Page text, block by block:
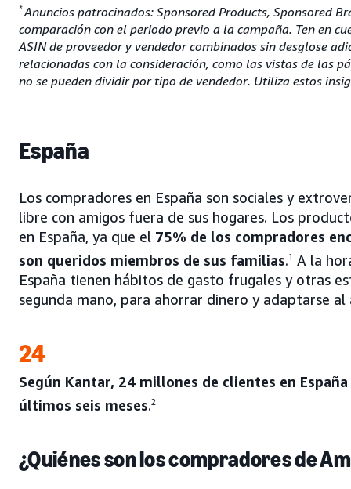
*Anuncios patrocinados: Sponsored Products, Sponsored
comparación con el periodo previo a la campaña. Ten en
ASIN de proveedor y vendedor combinados sin desglose
relacionadas con la consideración, como las vistas de las
no se pueden dividir por tipo de vendedor. Utiliza estos
España
Los compradores en España son sociales y
libre con amigos fuera de sus hogares. Los
en España, ya que el 75% de los compradores
son queridos miembros de sus familias.1 A la
España tienen hábitos de gasto frugales y otras
segunda mano, para ahorrar dinero y adaptarse
24
Según Kantar, 24 millones de clientes en
últimos seis meses.2
¿Quiénes son los compradores de